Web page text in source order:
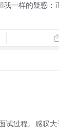
我一样的疑惑：
试过程。感叹大